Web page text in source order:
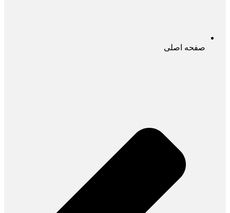
صفحه اصلی